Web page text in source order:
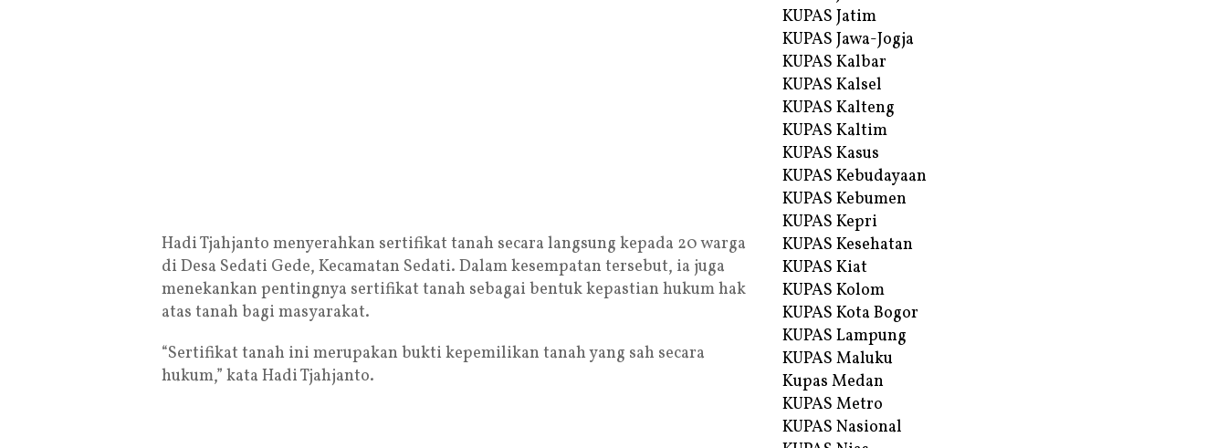
Hadi Tjahjanto menyerahkan sertifikat tanah secara langsung kepada 20 warga
di Desa Sedati Gede, Kecamatan Sedati. Dalam kesempatan tersebut, ia juga
menekankan pentingnya sertifikat tanah sebagai bentuk kepastian hukum hak
atas tanah bagi masyarakat.
“Sertifikat tanah ini merupakan bukti kepemilikan tanah yang sah secara
hukum,” kata Hadi Tjahjanto.
KUPAS Jatim
KUPAS Jawa-Jogja
KUPAS Kalbar
KUPAS Kalsel
KUPAS Kalteng
KUPAS Kaltim
KUPAS Kasus
KUPAS Kebudayaan
KUPAS Kebumen
KUPAS Kepri
KUPAS Kesehatan
KUPAS Kiat
KUPAS Kolom
KUPAS Kota Bogor
KUPAS Lampung
KUPAS Maluku
Kupas Medan
KUPAS Metro
KUPAS Nasional